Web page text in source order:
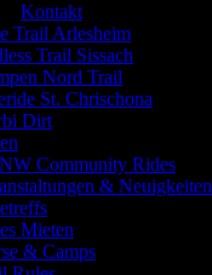
Kontakt
Trail Arlesheim
Trail Sissach
Nord Trail
St. Chrischona
Dirt
Community Rides
& Neuigkeiten
Mieten
& Camps